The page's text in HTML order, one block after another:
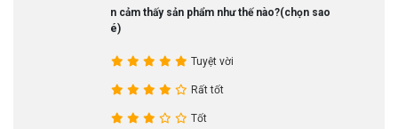
Bạn cảm thấy sản phẩm như thế nào?(chọn sao
nhé)
Tuyệt vời
Rất tốt
Tốt